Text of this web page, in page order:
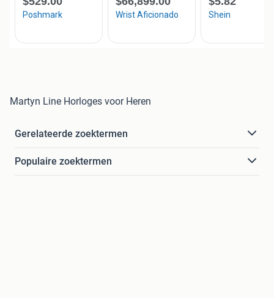
Martyn Line Horloges voor Heren
Gerelateerde zoektermen
Populaire zoektermen